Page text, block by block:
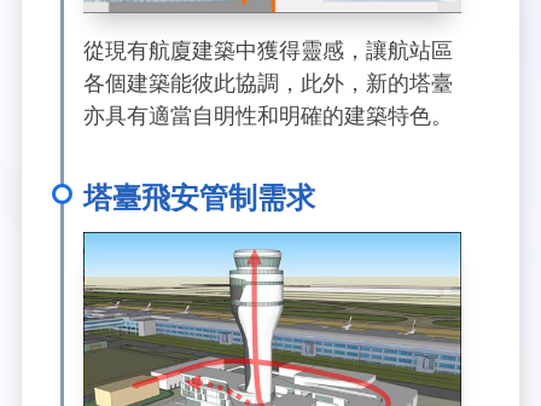
從現有航廈建築中獲得靈感，讓航站區
各個建築能彼此協調，此外，新的塔臺
亦具有適當自明性和明確的建築特色。
塔臺飛安管制需求